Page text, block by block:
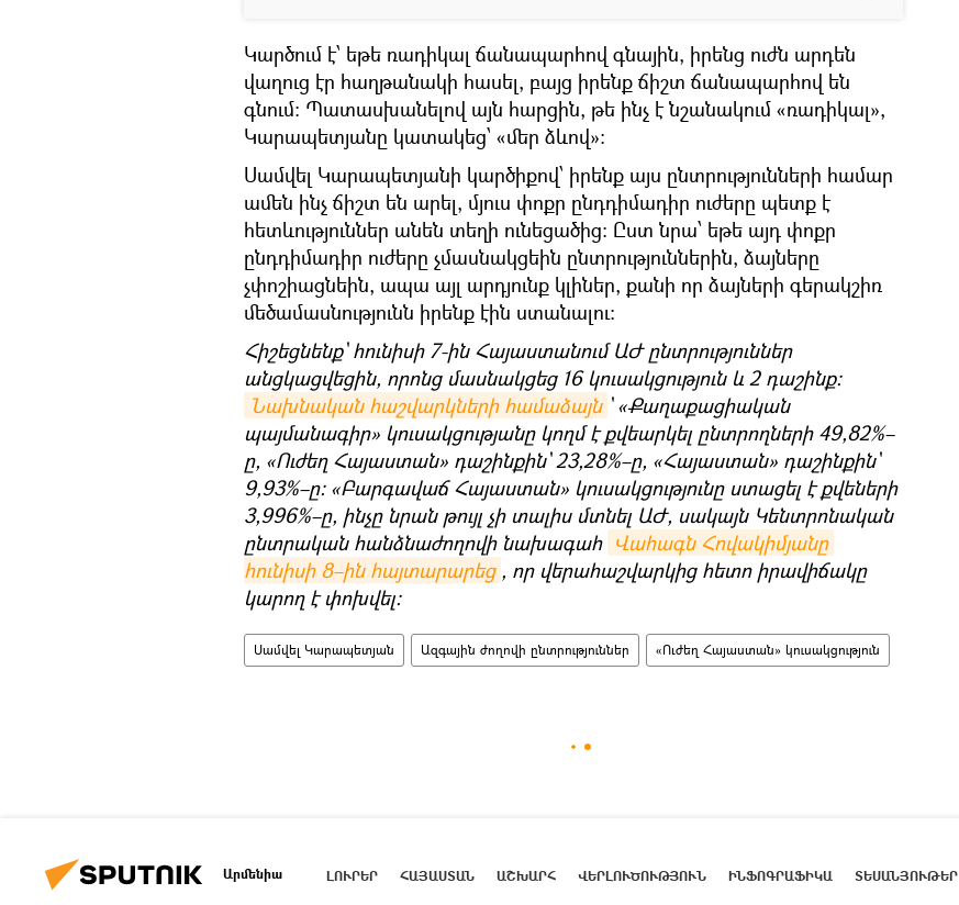
Կարծում է՝ եթե ռադիկալ ճանապարհով գնային, իրենց ուժն արդեն
վաղուց էր հաղթանակի հասել, բայց իրենք ճիշտ ճանապարհով են
գնում։ Պատասխանելով այն հարցին, թե ինչ է նշանակում «ռադիկալ»,
Կարապետյանը կատակեց՝ «մեր ձևով»։
Սամվել Կարապետյանի կարծիքով՝ իրենք այս ընտրությունների համար
ամեն ինչ ճիշտ են արել, մյուս փոքր ընդդիմադիր ուժերը պետք է
հետևություններ անեն տեղի ունեցածից։ Ըստ նրա՝ եթե այդ փոքր
ընդդիմադիր ուժերը չմասնակցեին ընտրություններին, ձայները
չփոշիացնեին, ապա այլ արդյունք կլիներ, քանի որ ձայների գերակշիռ
մեծամասնությունն իրենք էին ստանալու։
Հիշեցնենք` հունիսի 7-ին Հայաստանում ԱԺ ընտրություններ
անցկացվեցին, որոնց մասնակցեց 16 կուսակցություն և 2 դաշինք։
Նախնական հաշվարկների համաձայն ` «Քաղաքացիական
պայմանագիր» կուսակցությանը կողմ է քվեարկել ընտրողների 49,82%–
ը, «Ուժեղ Հայաստան» դաշինքին` 23,28%–ը, «Հայաստան» դաշինքին`
9,93%–ը։ «Բարգավաճ Հայաստան» կուսակցությունը ստացել է քվեների
3,996%–ը, ինչը նրան թույլ չի տալիս մտնել ԱԺ, սակայն Կենտրոնական
ընտրական հանձնաժողովի նախագահ Վահագն Հովակիմյանը
հունիսի 8–ին հայտարարեց , որ վերահաշվարկից հետո իրավիճակը
կարող է փոխվել։
Սամվել Կարապետյան Ազգային ժողովի ընտրություններ «Ուժեղ Հայաստան» կուսակցություն
Արմենիա ԼՈՒՐԵՐ ՀԱՅԱՍՏԱՆ ԱՇԽԱՐՀ ՎԵՐԼՈՒԾՈՒԹՅՈՒՆ ԻՆՖՈԳՐԱՖԻԿԱ ՏԵՍԱՆՅՈՒԹԵՐ